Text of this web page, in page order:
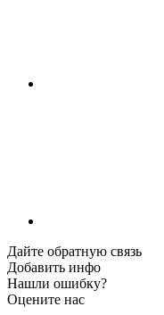
Дайте обратную связь
Добавить инфо
Нашли ошибку?
Оцените нас